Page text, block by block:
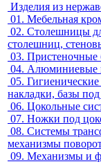
Изделия из
01. Мебельная
02. Столешницы
столешниц,
03. Пристеночные
04. Алюминиевые
05.
накладки, базы
06. Цокольные
07. Ножки под
08. Системы
механизмы
09. Механизмы и